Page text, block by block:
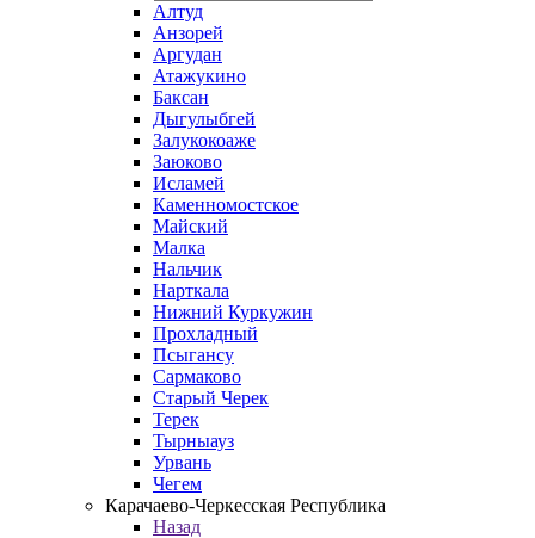
Алтуд
Анзорей
Аргудан
Атажукино
Баксан
Дыгулыбгей
Залукокоаже
Заюково
Исламей
Каменномостское
Майский
Малка
Нальчик
Нарткала
Нижний Куркужин
Прохладный
Псыгансу
Сармаково
Старый Черек
Терек
Тырныауз
Урвань
Чегем
Карачаево-Черкесская Республика
Назад